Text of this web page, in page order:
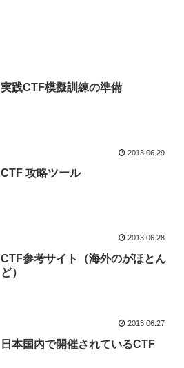
実践CTF模擬訓練の準備
2013.06.29
CTF 攻略ツール
2013.06.28
CTF参考サイト（海外のがほとん
ど）
2013.06.27
日本国内で開催されているCTF